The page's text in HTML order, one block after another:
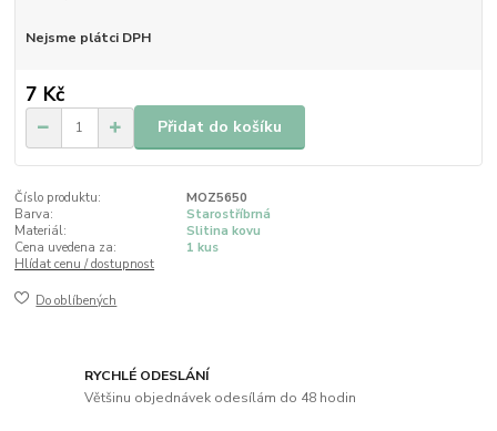
Nejsme plátci DPH
7 Kč
Přidat do košíku
Číslo produktu:
MOZ5650
Barva:
Starostříbrná
Materiál:
Slitina kovu
Cena uvedena za:
1 kus
Hlídat cenu / dostupnost
Do oblíbených
RYCHLÉ ODESLÁNÍ
Většinu objednávek odesílám do 48 hodin